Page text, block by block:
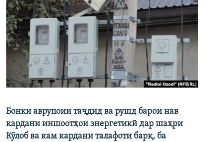
Бонки аврупоии таҷдид ва рушд барои нав
кардани иншоотҳои энергетикӣ дар шаҳри
Кӯлоб ва кам кардани талафоти барқ, ба